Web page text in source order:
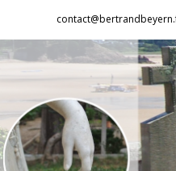
contenu